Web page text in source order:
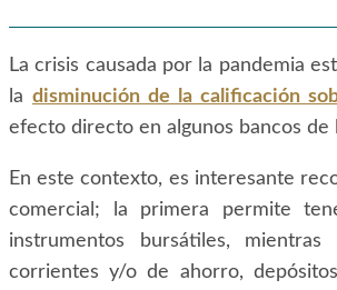
La crisis causada por la pandemia
la disminución de la calificación
efecto directo en algunos bancos
En este contexto, es interesante
comercial; la primera permite
instrumentos bursátiles,
corrientes y/o de ahorro,